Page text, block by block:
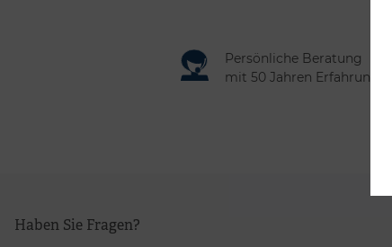
Persönliche Beratung
mit 50 Jahren Erfahrung
Haben Sie Fragen?